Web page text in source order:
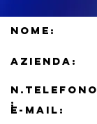
NOME:
azienda:
N.TELEFONO
:
e-mail: